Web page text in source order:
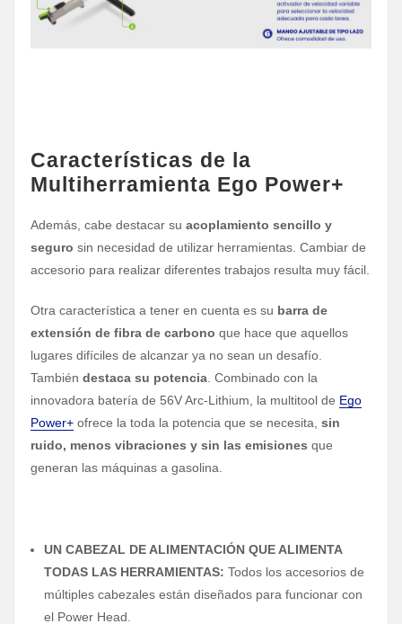
Características de la
Multiherramienta Ego Power+
Además, cabe destacar su acoplamiento sencillo y
seguro sin necesidad de utilizar herramientas. Cambiar de
accesorio para realizar diferentes trabajos resulta muy fácil.
Otra característica a tener en cuenta es su barra de
extensión de fibra de carbono que hace que aquellos
lugares difíciles de alcanzar ya no sean un desafío.
También destaca su potencia. Combinado con la
innovadora batería de 56V Arc-Lithium, la multitool de Ego
Power+ofrece la toda la potencia que se necesita, sin
ruido, menos vibraciones y sin las emisiones que
generan las máquinas a gasolina.
UN CABEZAL DE ALIMENTACIÓN QUE ALIMENTA
TODAS LAS HERRAMIENTAS: Todos los accesorios de
múltiples cabezales están diseñados para funcionar con
el Power Head.